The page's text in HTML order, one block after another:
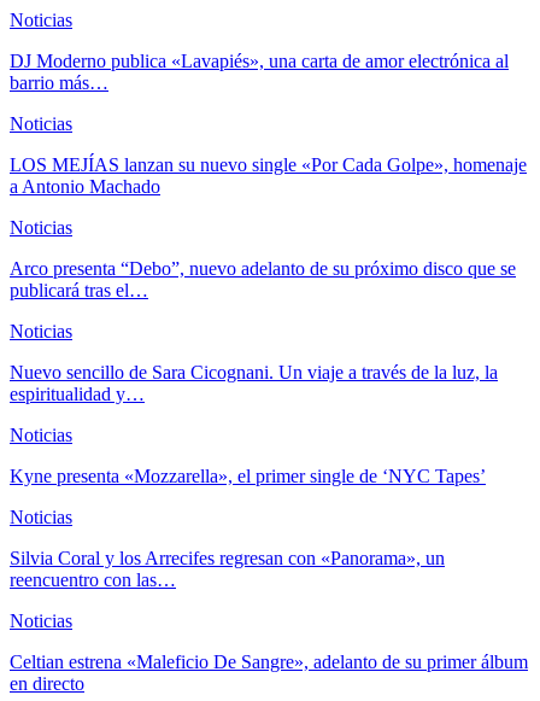
Noticias
DJ Moderno publica «Lavapiés», una carta de amor electrónica al
barrio más…
Noticias
LOS MEJÍAS lanzan su nuevo single «Por Cada Golpe», homenaje
a Antonio Machado
Noticias
Arco presenta “Debo”, nuevo adelanto de su próximo disco que se
publicará tras el…
Noticias
Nuevo sencillo de Sara Cicognani. Un viaje a través de la luz, la
espiritualidad y…
Noticias
Kyne presenta «Mozzarella», el primer single de ‘NYC Tapes’
Noticias
Silvia Coral y los Arrecifes regresan con «Panorama», un
reencuentro con las…
Noticias
Celtian estrena «Maleficio De Sangre», adelanto de su primer álbum
en directo